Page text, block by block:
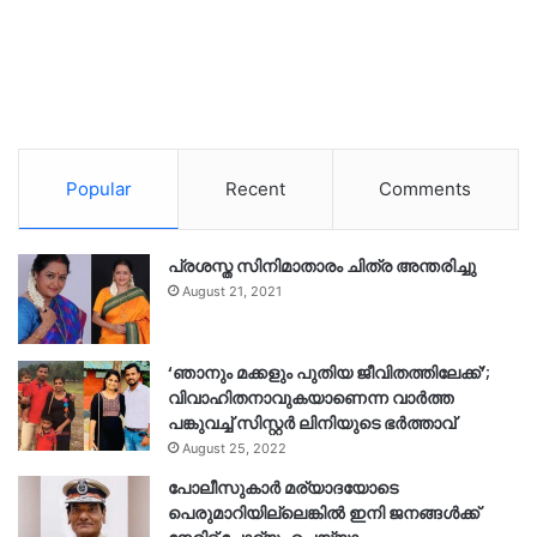
Popular Recent Comments
പ്രശസ്ത സിനിമാതാരം ചിത്ര അന്തരിച്ചു
August 21, 2021
‘ഞാനും മക്കളും പുതിയ ജീവിതത്തിലേക്ക്’;
വിവാഹിതനാവുകയാണെന്ന വാർത്ത
പങ്കുവച്ച് സിസ്റ്റർ ലിനിയുടെ ഭർത്താവ്
August 25, 2022
പോലീസുകാര്‍ മര്യാദയോടെ
പെരുമാറിയില്ലെങ്കില്‍ ഇനി ജനങ്ങള്‍ക്ക്